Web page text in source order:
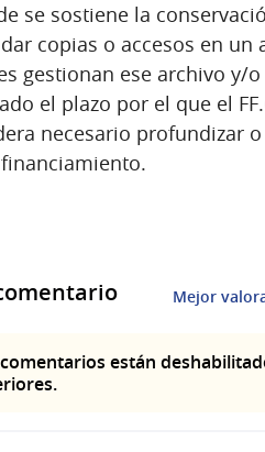
se sostiene la
copias o accesos en
gestionan ese archivo y/
el plazo por el que el
necesario profundizar
Mejor
están